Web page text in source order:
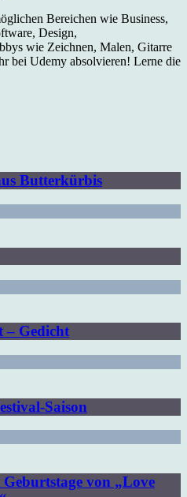
Bereichen wie Business,
Design,
wie Zeichnen, Malen, Gitarre
bei Udemy absolvieren! Lerne die
Butterkürbis
– Gedicht
Saison
von „Love